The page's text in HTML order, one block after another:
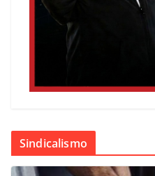
Sindicalismo